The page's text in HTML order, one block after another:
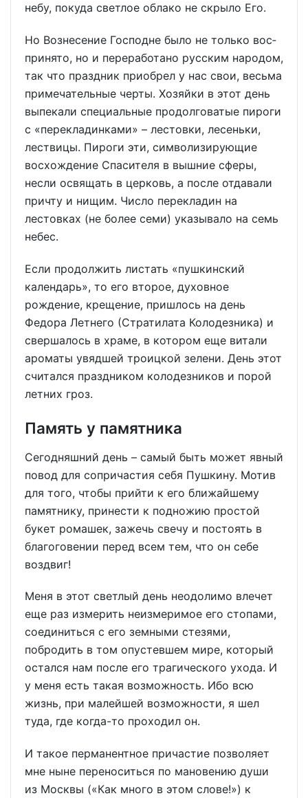
небу, покуда светлое облако не скрыло Его.
Но Воз­несение Господне было не только вос­
принято, но и переработано рус­ским народом,
так что праздник приобрел у нас свои, весьма
при­мечательные черты. Хозяйки в этот день
вы­пекали специальные про­долговатые пироги
с «перекладинками» – лестовки, лесеньки,
лествицы. Пироги эти, символизирующие
вос­хождение Спасителя в вышние сферы,
несли освящать в цер­ковь, а после отдавали
причту и нищим. Число пере­кладин на
лестовках (не бо­лее семи) указывало на семь
небес.
Если продолжить листать «пуш­кинский
календарь», то его второе, духовное
рождение, крещение, пришлось на день
Федора Летнего (Стратилата Колодезника) и
свер­шалось в храме, в котором еще витали
ароматы увяд­шей троицкой зелени. День этот
считался праздником колодезников и порой
летних гроз.
Память у памятника
Сегодняшний день – самый быть может явный
повод для сопричастия себя Пушкину. Мотив
для того, чтобы прийти к его ближайшему
памятнику, принести к подножию простой
букет ромашек, зажечь свечу и постоять в
благоговении перед всем тем, что он себе
воздвиг!
Меня в этот светлый день неодолимо влечет
еще раз измерить неизмеримое его стопами,
соединиться с его земными стезями,
побродить в том опустевшем мире, который
остался нам после его трагического ухода. И
у меня есть такая возможность. Ибо всю
жизнь, при малейшей возможности, я шел
туда, где когда-то проходил он.
И такое перманентное причастие позволяет
мне ныне переноситься по мановению души
из Москвы («Как много в этом слове!») к